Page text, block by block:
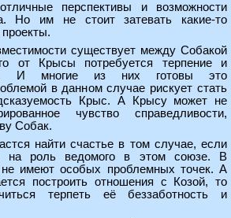
перспективы и возможности
Но им не стоит затевать какие-то
существует между Собакой
от Крысы потребуется терпение и
И многие из них готовы это
в данном случае рискует стать
Крыс. А Крысу может не
чувство справедливости,
Собак.
найти счастье в том случае, если
на роль ведомого в этом союзе. В
имеют особых проблемных точек. А
построить отношения с Козой, то
терпеть её беззаботность и